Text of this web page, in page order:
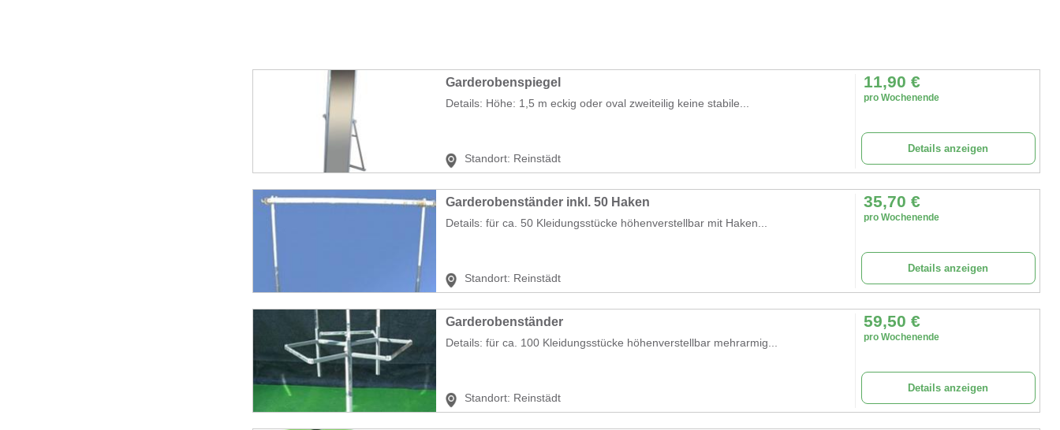
Garderobenspiegel
Details: Höhe: 1,5 m eckig oder oval zweiteilig keine stabile...
Standort: Reinstädt
11,90 €
pro Wochenende
Details anzeigen
Garderobenständer inkl. 50 Haken
Details: für ca. 50 Kleidungsstücke höhenverstellbar mit Haken...
Standort: Reinstädt
35,70 €
pro Wochenende
Details anzeigen
Garderobenständer
Details: für ca. 100 Kleidungsstücke höhenverstellbar mehrarmig...
Standort: Reinstädt
59,50 €
pro Wochenende
Details anzeigen